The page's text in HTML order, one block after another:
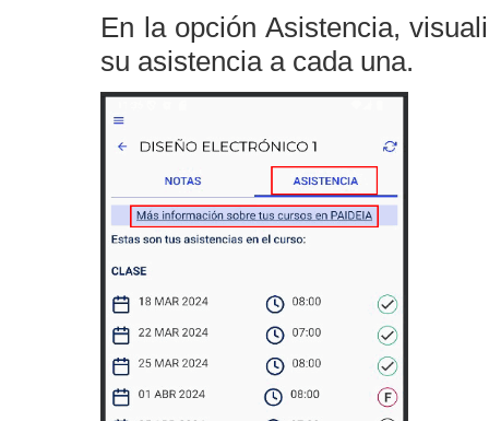
En la opción Asistencia,
su asistencia a cada una.